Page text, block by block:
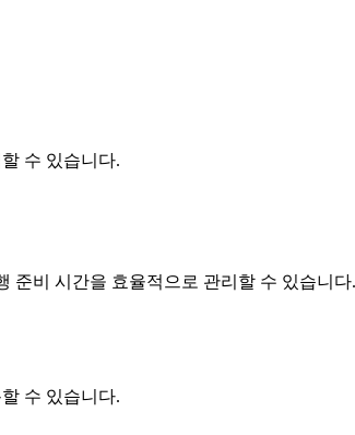
수 있습니다.
준비 시간을 효율적으로 관리할 수 있습니다.
수 있습니다.